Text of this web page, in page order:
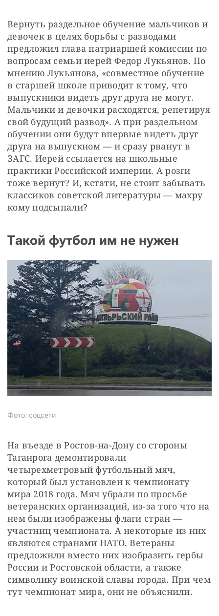
Вернуть раздельное обучение мальчиков и
девочек в целях борьбы с разводами
предложил глава патриаршей комиссии по
вопросам семьи иерей Федор Лукьянов. По
мнению Лукьянова, «совместное обучение
в старшей школе приводит к тому, что
выпускники видеть друг друга не могут.
Мальчики и девочки расходятся, репетируя
свой будущий развод». А при раздельном
обучении они будут впервые видеть друг
друга на выпускном — и сразу рванут в
ЗАГС. Иерей ссылается на школьные
практики Российской империи. А розги
тоже вернут? И, кстати, не стоит забывать
классиков советской литературы — махру
кому подсыпали?
Такой футбол им не нужен
Фото: соцсети
На въезде в Ростов-на-Дону со стороны
Таганрога демонтировали
четырехметровый футбольный мяч,
который был установлен к чемпионату
мира 2018 года. Мяч убрали по просьбе
ветеранских организаций, из-за того что на
нем были изображены флаги стран —
участниц чемпионата. А некоторые из них
являются странами НАТО. Ветераны
предложили вместо них изобразить гербы
России и Ростовской области, а также
символику воинской славы города. При чем
тут чемпионат мира, они не объяснили.